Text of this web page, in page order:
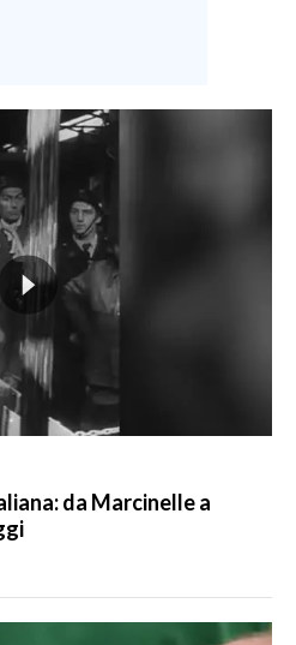
da Marcinelle a